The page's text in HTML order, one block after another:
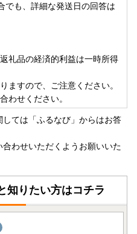
でも、詳細な発送日の回答は
礼品の経済的利益は一時所得
ますので、ご注意ください。
わせください。
ては「ふるなび」からはお答
わせいただくようお願いいた
知りたい方はコチラ